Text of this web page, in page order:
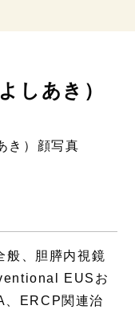
しあき）
般、胆膵内視鏡
EUSお
、ERCP関連治